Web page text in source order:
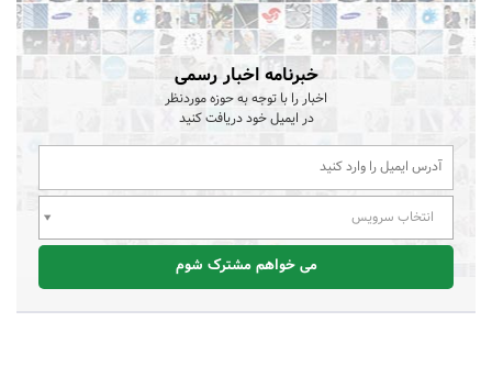
خبرنامه اخبار رسمی
اخبار را با توجه به حوزه موردنظر
در ایمیل خود دریافت کنید
انتخاب سرویس
می خواهم مشترک شوم